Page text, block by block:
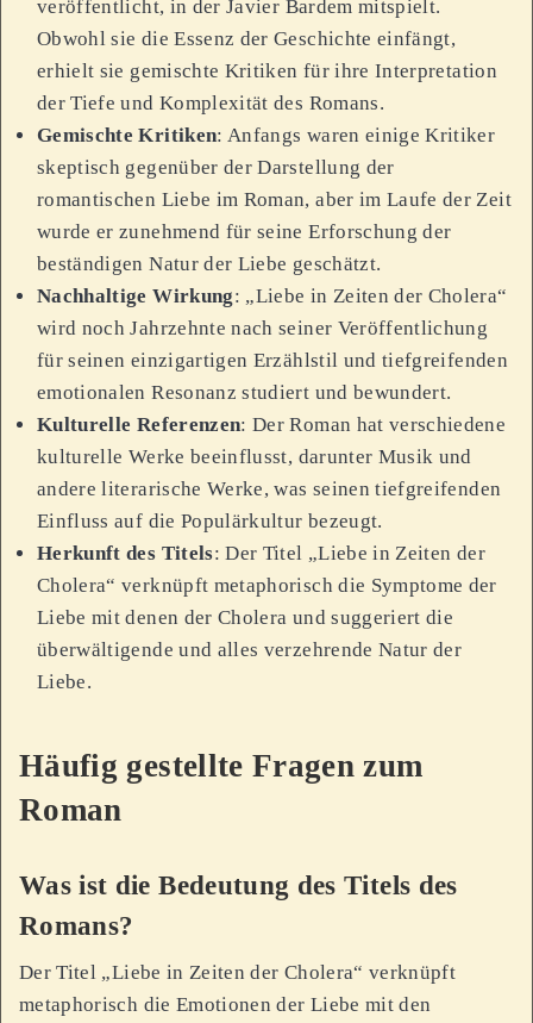
veröffentlicht, in der Javier Bardem mitspielt.
Obwohl sie die Essenz der Geschichte einfängt,
erhielt sie gemischte Kritiken für ihre Interpretation
der Tiefe und Komplexität des Romans.
Gemischte Kritiken: Anfangs waren einige Kritiker
skeptisch gegenüber der Darstellung der
romantischen Liebe im Roman, aber im Laufe der Zeit
wurde er zunehmend für seine Erforschung der
beständigen Natur der Liebe geschätzt.
Nachhaltige Wirkung: „Liebe in Zeiten der Cholera“
wird noch Jahrzehnte nach seiner Veröffentlichung
für seinen einzigartigen Erzählstil und tiefgreifenden
emotionalen Resonanz studiert und bewundert.
Kulturelle Referenzen: Der Roman hat verschiedene
kulturelle Werke beeinflusst, darunter Musik und
andere literarische Werke, was seinen tiefgreifenden
Einfluss auf die Populärkultur bezeugt.
Herkunft des Titels: Der Titel „Liebe in Zeiten der
Cholera“ verknüpft metaphorisch die Symptome der
Liebe mit denen der Cholera und suggeriert die
überwältigende und alles verzehrende Natur der
Liebe.
Häufig gestellte Fragen zum
Roman
Was ist die Bedeutung des Titels des
Romans?
Der Titel „Liebe in Zeiten der Cholera“ verknüpft
metaphorisch die Emotionen der Liebe mit den